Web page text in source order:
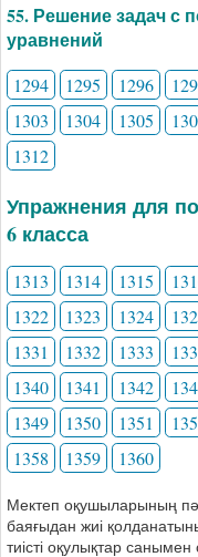
55. Решение задач с
уравнений
1294 1295 1296
1303
1304 1305
1312
Упражнения для
6 класса
1313 1314 1315
1322
1323 1324
1331
1332 1333
1340
1341 1342
1349
1350 1351
1358
1359 1360
Мектеп оқушыларының
баяғыдан жиі
тиісті оқулықтар